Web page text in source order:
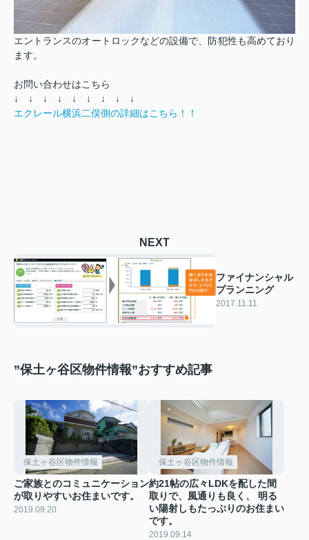
エントランスのオートロックなどの設備で、防犯性も高めており
ます。
お問い合わせはこちら
↓ ↓ ↓ ↓ ↓ ↓ ↓ ↓ ↓
エクレール横浜二俣側の詳細はこちら！！
NEXT
ファイナンシャル
プランニング
2017.11.11
”保土ヶ谷区物件情報”おすすめ記事
保土ヶ谷区物件情報
ご家族とのコミュニケーション
が取りやすいお住まいです。
2019.09.20
保土ヶ谷区物件情報
約21帖の広々LDKを配した間
取りで、風通りも良く、 明る
い陽射しもたっぷりのお住まい
です。
2019.09.14